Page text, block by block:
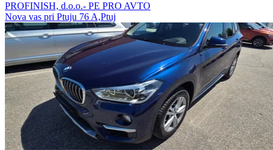
PROFINISH, d.o.o.- PE PRO AVTO
Nova vas pri Ptuju 76 A,Ptuj